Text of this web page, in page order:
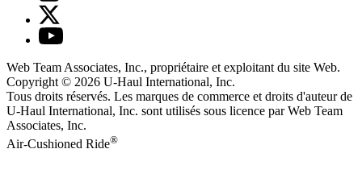
Web Team Associates, Inc., propriétaire et exploitant du site Web.
Copyright © 2026 U-Haul International, Inc.
Tous droits réservés. Les marques de commerce et droits d'auteur de
U-Haul International, Inc. sont utilisés sous licence par Web Team
Associates, Inc.
Air-Cushioned Ride®